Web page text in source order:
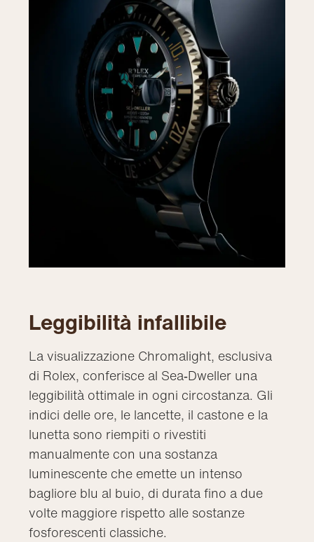
Leggibilità infallibile
La visualizzazione Chromalight, esclusiva
di Rolex, conferisce al Sea‑Dweller una
leggibilità ottimale in ogni circostanza. Gli
indici delle ore, le lancette, il castone e la
lunetta sono riempiti o rivestiti
manualmente con una sostanza
luminescente che emette un intenso
bagliore blu al buio, di durata fino a due
volte maggiore rispetto alle sostanze
fosforescenti classiche.